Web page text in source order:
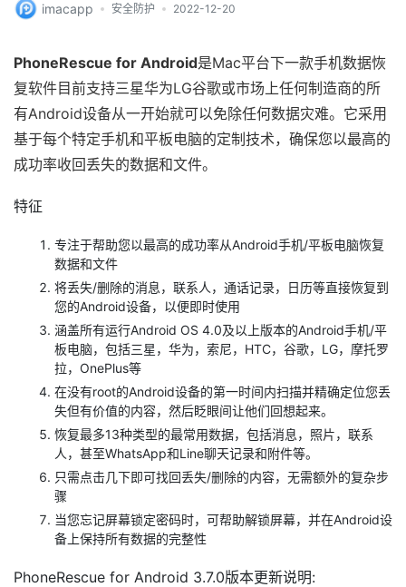
imacapp 安全防护 2022-12-20
PhoneRescue for Android是Mac平台下一款手机数据恢
复软件目前支持三星华为LG谷歌或市场上任何制造商的所
有Android设备从一开始就可以免除任何数据灾难。它采用
基于每个特定手机和平板电脑的定制技术，确保您以最高的
成功率收回丢失的数据和文件。
特征
专注于帮助您以最高的成功率从Android手机/平板电脑恢复
数据和文件
将丢失/删除的消息，联系人，通话记录，日历等直接恢复到
您的Android设备，以便即时使用
涵盖所有运行Android OS 4.0及以上版本的Android手机/平
板电脑，包括三星，华为，索尼，HTC，谷歌，LG，摩托罗
拉，OnePlus等
在没有root的Android设备的第一时间内扫描并精确定位您丢
失但有价值的内容，然后眨眼间让他们回想起来。
恢复最多13种类型的最常用数据，包括消息，照片，联系
人，甚至WhatsApp和Line聊天记录和附件等。
只需点击几下即可找回丢失/删除的内容，无需额外的复杂步
骤
当您忘记屏幕锁定密码时，可帮助解锁屏幕，并在Android设
备上保持所有数据的完整性
PhoneRescue for Android 3.7.0版本更新说明: